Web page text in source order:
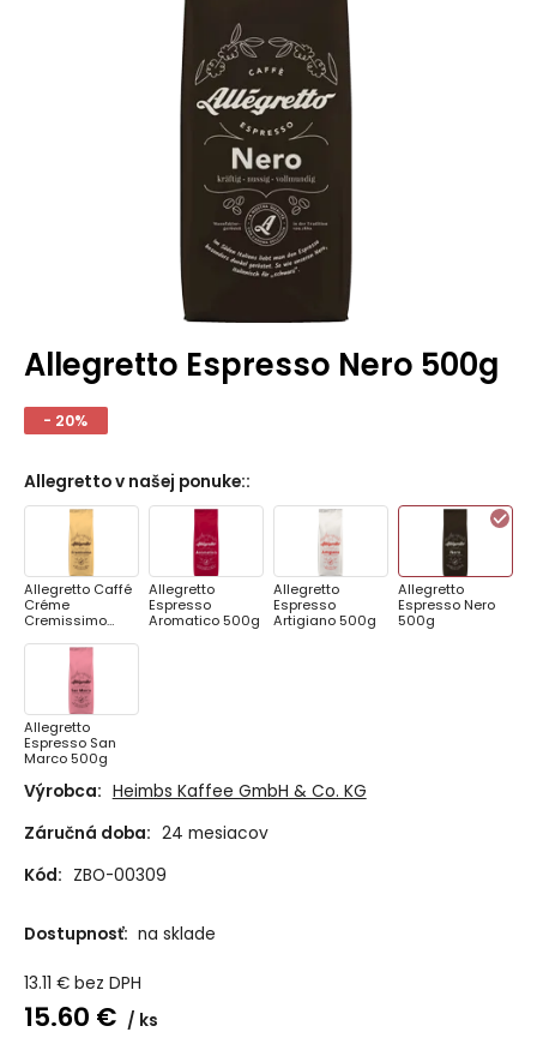
Allegretto Espresso Nero 500g
- 20%
Allegretto v našej ponuke::
Allegretto Caffé
Créme
Cremissimo
Allegretto
Espresso
Aromatico 500g
Allegretto
Espresso
Artigiano 500g
Allegretto
Espresso Nero
500g
Allegretto
Espresso San
Marco 500g
Výrobca: Heimbs Kaffee GmbH & Co. KG
Záručná doba: 24 mesiacov
Kód: ZBO-00309
Dostupnosť: na sklade
13.11 € bez DPH
15.60 €
ks